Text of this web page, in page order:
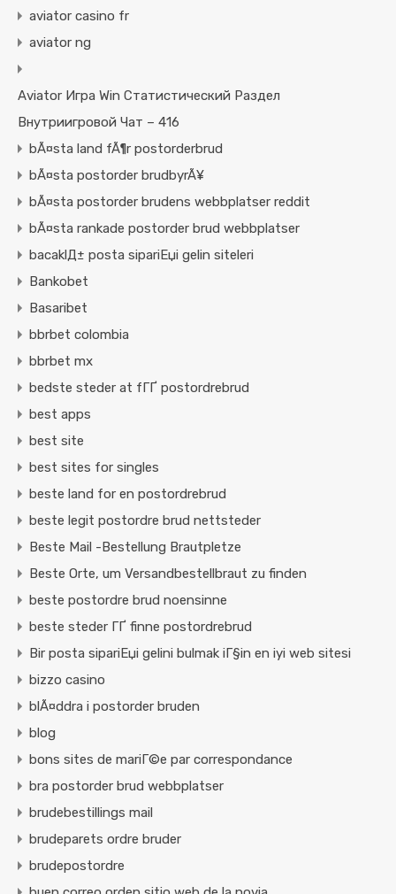
aviator casino fr
aviator ng
Aviator Игра Win Статистический Раздел
Внутриигровой Чат – 416
bÃ¤sta land fÃ¶r postorderbrud
bÃ¤sta postorder brudbyrÃ¥
bÃ¤sta postorder brudens webbplatser reddit
bÃ¤sta rankade postorder brud webbplatser
bacaklД± posta sipariЕџi gelin siteleri
Bankobet
Basaribet
bbrbet colombia
bbrbet mx
bedste steder at fГҐ postordrebrud
best apps
best site
best sites for singles
beste land for en postordrebrud
beste legit postordre brud nettsteder
Beste Mail -Bestellung Brautpletze
Beste Orte, um Versandbestellbraut zu finden
beste postordre brud noensinne
beste steder ГҐ finne postordrebrud
Bir posta sipariЕџi gelini bulmak iГ§in en iyi web sitesi
bizzo casino
blÃ¤ddra i postorder bruden
blog
bons sites de mariГ©e par correspondance
bra postorder brud webbplatser
brudebestillings mail
brudeparets ordre bruder
brudepostordre